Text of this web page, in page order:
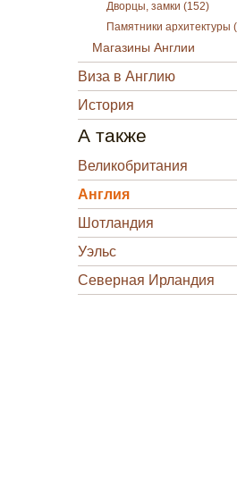
Дворцы, замки (152)
Памятники архитектуры
Магазины Англии
Виза в Англию
История
А также
Великобритания
Англия
Шотландия
Уэльс
Северная Ирландия